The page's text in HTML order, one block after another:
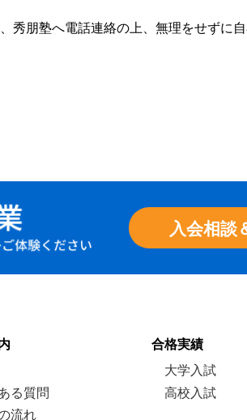
朋塾へ電話連絡の上、無理をせずに自
入会相談
る質問
流れ
合格実績
大学入試
高校入試